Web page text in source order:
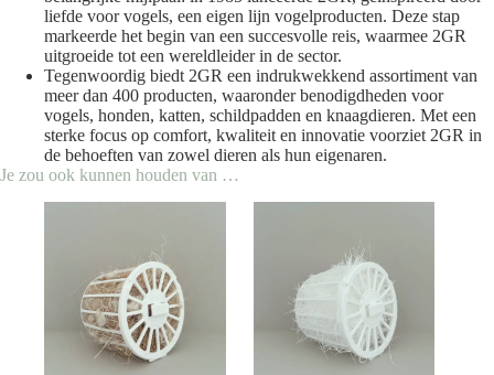
liefde voor vogels, een eigen lijn vogelproducten. Deze stap
markeerde het begin van een succesvolle reis, waarmee 2GR
uitgroeide tot een wereldleider in de sector.
Tegenwoordig biedt 2GR een indrukwekkend assortiment van
meer dan 400 producten, waaronder benodigdheden voor
vogels, honden, katten, schildpadden en knaagdieren. Met een
sterke focus op comfort, kwaliteit en innovatie voorziet 2GR in
de behoeften van zowel dieren als hun eigenaren.
Je zou ook kunnen houden van …